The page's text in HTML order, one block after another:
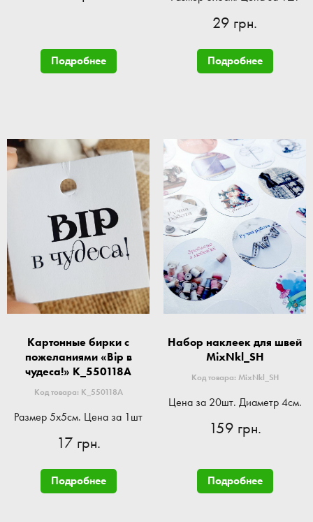
Подробнее
29 грн.
Подробнее
Картонные бирки с
пожеланиями «Вір в
чудеса!» K_550118A
Код товара: K_550118A
Размер 5x5см. Цена за 1шт
17 грн.
Подробнее
Набор наклеек для швей
MixNkl_SH
Код товара: MixNkl_SH
Цена за 20шт. Диаметр 4см.
159 грн.
Подробнее